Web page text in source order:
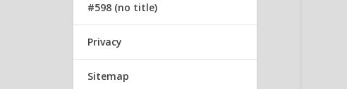
#598 (no title)
Privacy
Sitemap